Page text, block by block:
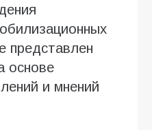
представлен
основе
и мнений